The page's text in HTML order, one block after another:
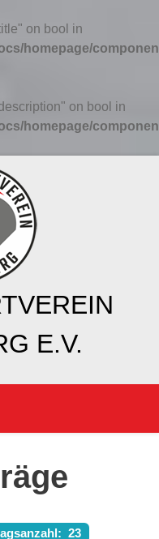
on bool in
homepage/
on bool in
homepage/
E.V.
23